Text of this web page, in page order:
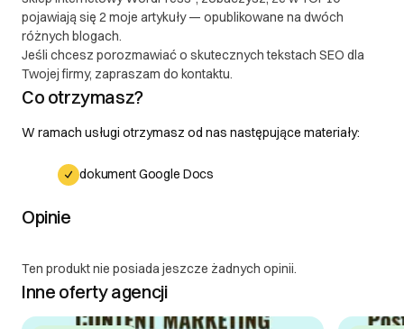
pojawiają się 2 moje artykuły — opublikowane na dwóch
różnych blogach.
Jeśli chcesz porozmawiać o skutecznych tekstach SEO dla
Twojej firmy, zapraszam do kontaktu.
Co otrzymasz?
W ramach usługi otrzymasz od nas następujące materiały:
dokument Google Docs
Opinie
Ten produkt nie posiada jeszcze żadnych opinii.
Inne oferty agencji